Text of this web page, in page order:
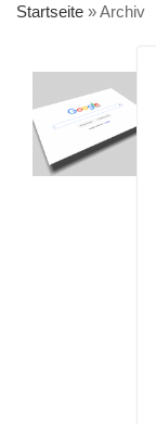
Startseite »Archiv